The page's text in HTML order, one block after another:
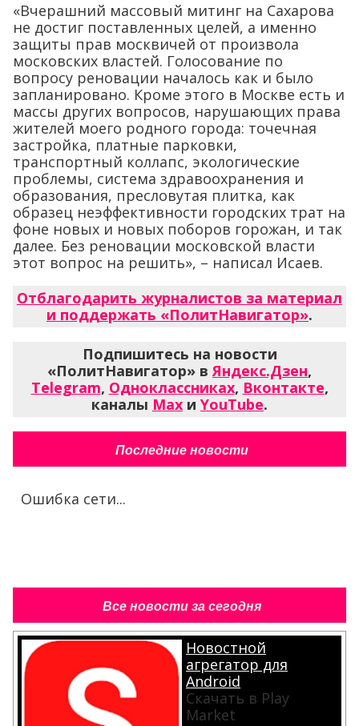
«Вчерашний массовый митинг на Сахарова
не достиг поставленных целей, а именно
защиты прав москвичей от произвола
московских властей. Голосование по
вопросу реновации началось как и было
запланировано. Кроме этого в Москве есть и
массы других вопросов, нарушающих права
жителей моего родного города: точечная
застройка, платные парковки,
транспортный коллапс, экологические
проблемы, система здравоохранения и
образования, пресловутая плитка, как
образец неэффективности городских трат на
фоне новых и новых поборов горожан, и так
далее. Без реновации московской власти
этот вопрос на решить», – написал Исаев.
Отблагодарить журналистов за материал
и поддержать «ПолитНавигатор».
Подпишитесь на новости
«ПолитНавигатор» вЯндекс.Дзен,
Telegram, Одноклассниках, Вконтакте,
каналы Max и YouTube.
Последние новости
Ошибка сети...
Все новости за сегодня
Новостной
агрегатор для
Android
Скачать в Play
Market